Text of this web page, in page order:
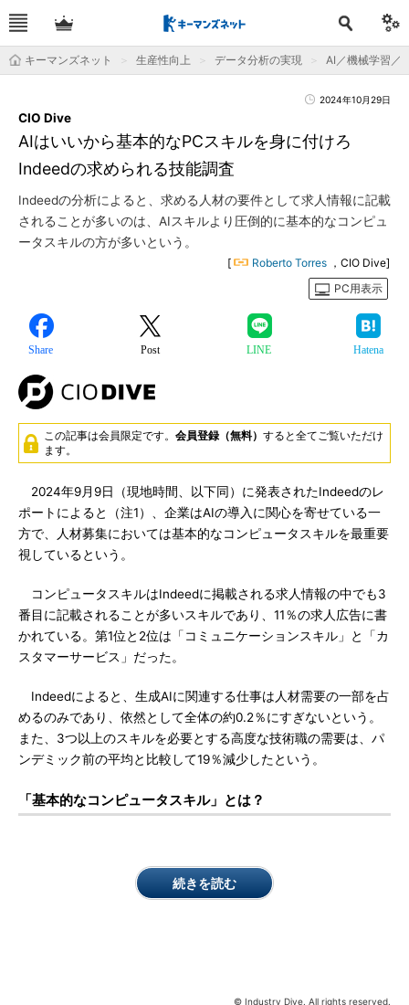
キーマンズネット 生産性向上 データ分析の実現 AI／機械学習／
2024年10月29日
AIはいいから基本的なPCスキルを身に付けろ
Indeedの求められる技能調査
CIO Dive
Indeedの分析によると、求める人材の要件として求人情報に記載
されることが多いのは、AIスキルより圧倒的に基本的なコンピュ
ータスキルの方が多いという。
[ Roberto Torres ，CIO Dive]
PC用表示
Share Post LINE Hatena
この記事は会員限定です。 会員登録（無料） すると全てご覧いただけ
ます。
2024年9月9日（現地時間、以下同）に発表されたIndeedのレ
ポートによると（注1）、企業はAIの導入に関心を寄せている一
方で、人材募集においては基本的なコンピュータスキルを最重要
視しているという。
コンピュータスキルはIndeedに掲載される求人情報の中でも3
番目に記載されることが多いスキルであり、11％の求人広告に書
かれている。第1位と2位は「コミュニケーションスキル」と「カ
スタマーサービス」だった。
Indeedによると、生成AIに関連する仕事は人材需要の一部を占
めるのみであり、依然として全体の約0.2％にすぎないという。
また、3つ以上のスキルを必要とする高度な技術職の需要は、パ
ンデミック前の平均と比較して19％減少したという。
「基本的なコンピュータスキル」とは？
続きを読む
© Industry Dive. All rights reserved.